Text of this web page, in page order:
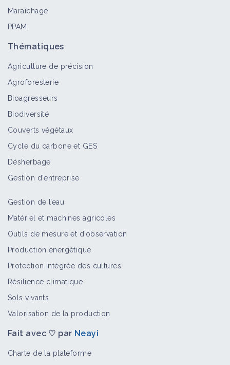
Chardon des champs
Bioagresseur
Maraîchage
PPAM
Thématiques
Agriculture de précision
Agroforesterie
Bioagresseurs
Biodiversité
Couverts végétaux
Cycle du carbone et GES
Désherbage
Gestion d'entreprise
Gestion de l’eau
Matériel et machines agricoles
Outils de mesure et d’observation
Production énergétique
Protection intégrée des cultures
Résilience climatique
Sols vivants
Valorisation de la production
Fait avec ♡ par Neayi
Charte de la plateforme